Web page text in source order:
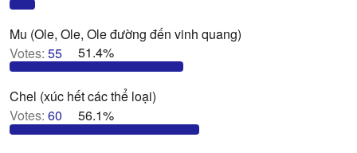
Mu (Ole, Ole, Ole đường đến vinh quang)
Votes: 55 51.4%
Chel (xúc hết các thể loại)
Votes: 60 56.1%